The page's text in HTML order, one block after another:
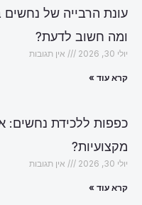
עונת הרבייה של
ומה חשוב לדעת?
יולי 30, 2026 אין תגובות
קרא עוד »
כפפות ללכידת נחשים:
מקצועיות?
יולי 30, 2026 אין תגובות
קרא עוד »